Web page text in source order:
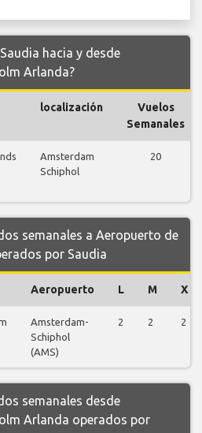
hacia y desde
Arlanda?
localización
Vuelos
Semanales
Amsterdam
Schiphol
20
semanales a Aeropuerto de
por Saudia
Aeropuerto L M X
Amsterdam-
Schiphol
(AMS)
2 2 2
semanales desde
Arlanda operados por